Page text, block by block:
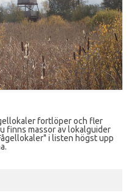
fortlöper och fler
finns massor av lokalguider
i listen högst upp